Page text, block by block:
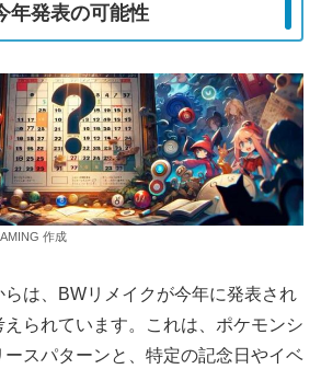
年発表の可能性
作成
は、BWリメイクが今年に発表され
られています。これは、ポケモンシ
ースパターンと、特定の記念日やイベ